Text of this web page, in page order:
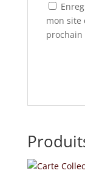
mon site
prochain